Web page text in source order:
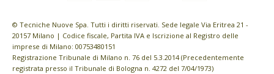
© Tecniche Nuove Spa. Tutti i diritti riservati. Sede legale Via Eritrea 21 -
20157 Milano | Codice fiscale, Partita IVA e Iscrizione al Registro delle
imprese di Milano: 00753480151
Registrazione Tribunale di Milano n. 76 del 5.3.2014 (Precedentemente
registrata presso il Tribunale di Bologna n. 4272 del 7/04/1973)